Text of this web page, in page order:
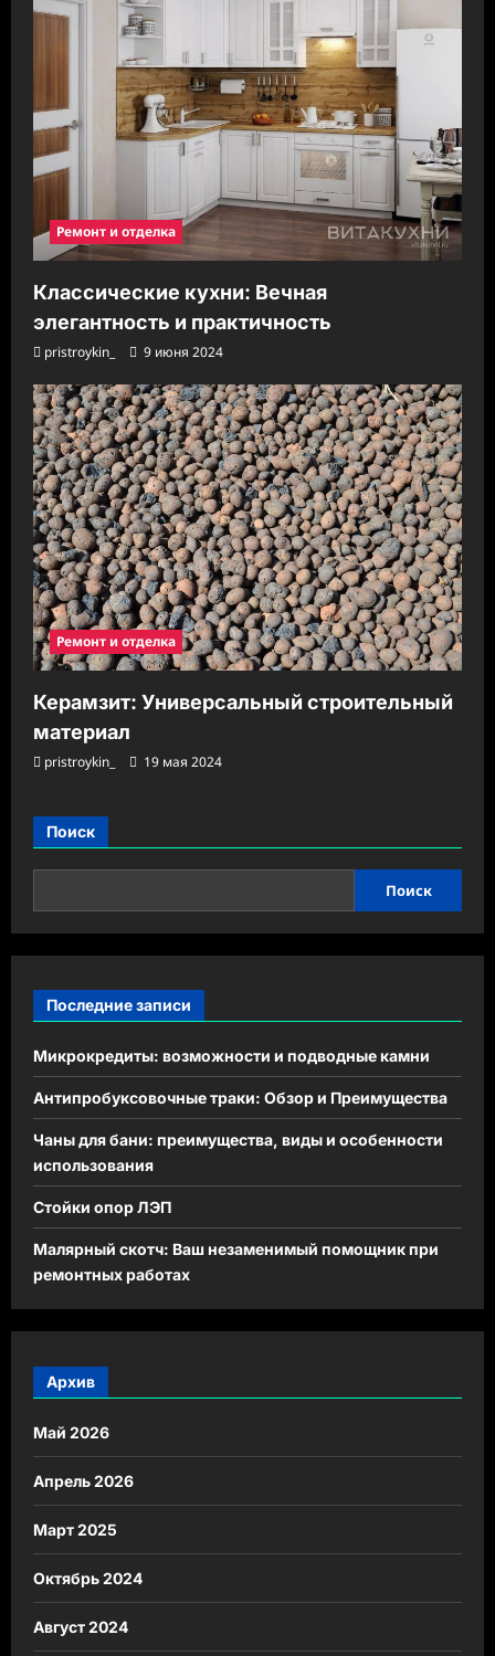
Ремонт и отделка
Классические кухни: Вечная
элегантность и практичность
pristroykin_ 9 июня 2024
Ремонт и отделка
Керамзит: Универсальный строительный
материал
pristroykin_ 19 мая 2024
Поиск
Поиск
Последние записи
Микрокредиты: возможности и подводные камни
Антипробуксовочные траки: Обзор и Преимущества
Чаны для бани: преимущества, виды и особенности
использования
Стойки опор ЛЭП
Малярный скотч: Ваш незаменимый помощник при
ремонтных работах
Архив
Май 2026
Апрель 2026
Март 2025
Октябрь 2024
Август 2024